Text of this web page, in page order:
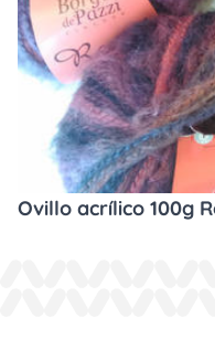
Ovillo acrílico 100g